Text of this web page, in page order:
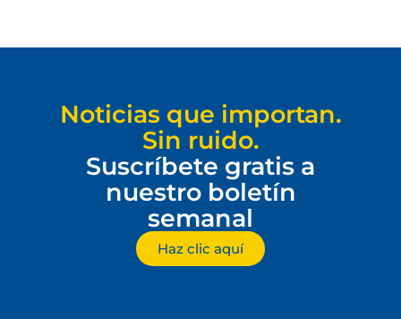
Noticias que importan.
Sin ruido.
Suscríbete gratis a
nuestro boletín
semanal
Haz clic aquí